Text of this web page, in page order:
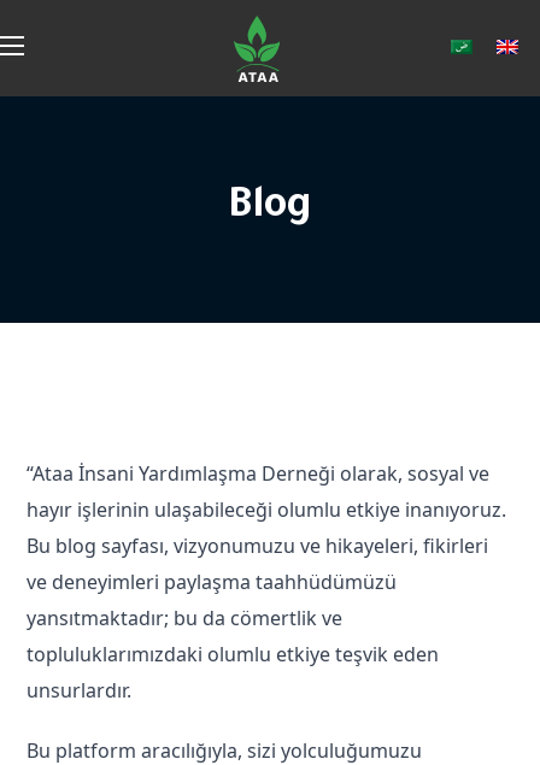
Blog
“Ataa İnsani Yardımlaşma Derneği olarak, sosyal ve
hayır işlerinin ulaşabileceği olumlu etkiye inanıyoruz.
Bu blog sayfası, vizyonumuzu ve hikayeleri, fikirleri
ve deneyimleri paylaşma taahhüdümüzü
yansıtmaktadır; bu da cömertlik ve
topluluklarımızdaki olumlu etkiye teşvik eden
unsurlardır.
Bu platform aracılığıyla, sizi yolculuğumuzu